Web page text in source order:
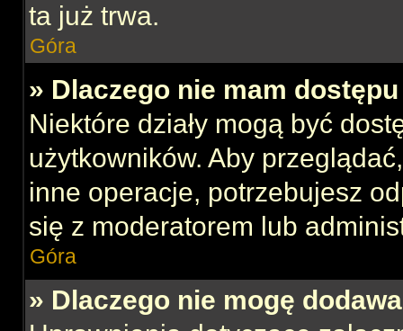
ta już trwa.
Góra
» Dlaczego nie mam dostępu
Niektóre działy mogą być
użytkowników. Aby
inne operacje, potrzebujesz
się z moderatorem lub
Góra
» Dlaczego nie mogę